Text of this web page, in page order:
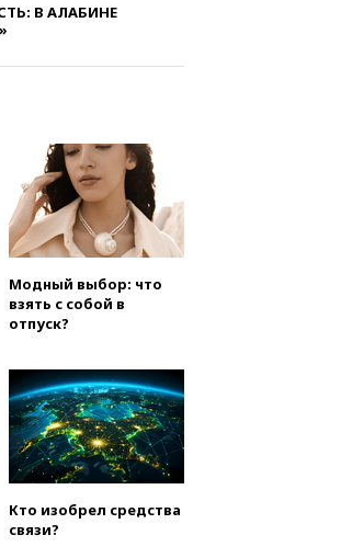
Беспилотник
вблизи
В Аргентине умер
Лионеля
Турция
судоходство в
Генпрокурором
Тодд Бланш
закрыты из-за
БПЛА
Испания ввела
для
туристов
Возгорание на
НПЗ, вызванное
В АЛАБИНЕ
Модный выбор: что
взять с собой в
отпуск?
Кто изобрел средства
связи?